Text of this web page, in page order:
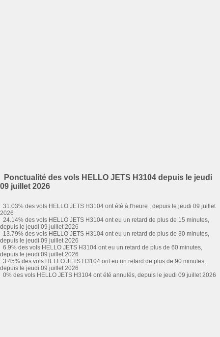
Ponctualité des vols HELLO JETS H3104 depuis le jeudi
09 juillet 2026
31.03% des vols HELLO JETS H3104 ont été à l'heure , depuis le jeudi 09 juillet
2026
24.14% des vols HELLO JETS H3104 ont eu un retard de plus de 15 minutes,
depuis le jeudi 09 juillet 2026
13.79% des vols HELLO JETS H3104 ont eu un retard de plus de 30 minutes,
depuis le jeudi 09 juillet 2026
6.9% des vols HELLO JETS H3104 ont eu un retard de plus de 60 minutes,
depuis le jeudi 09 juillet 2026
3.45% des vols HELLO JETS H3104 ont eu un retard de plus de 90 minutes,
depuis le jeudi 09 juillet 2026
0% des vols HELLO JETS H3104 ont été annulés, depuis le jeudi 09 juillet 2026